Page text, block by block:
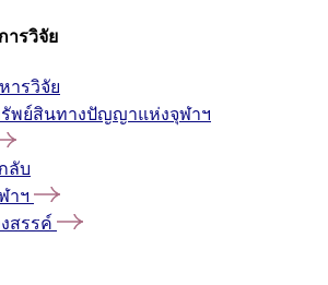
ารวิจัย
ารวิจัย
พย์สินทางปัญญาแห่งจุฬาฯ
ลับ
าฯ
สรรค์